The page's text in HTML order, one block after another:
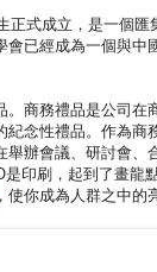
正式成立，是一個
已經成為一個與
商務禮品是公司在
念性禮品。作為商
辦會議、研討會、
印刷，起到了畫龍
，使你成為人群之中